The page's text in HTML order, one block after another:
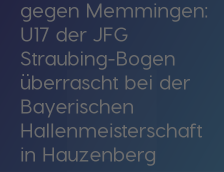
gegen Memmingen:
U17 der JFG
Straubing-Bogen
überrascht bei der
Bayerischen
Hallenmeisterschaft
in Hauzenberg